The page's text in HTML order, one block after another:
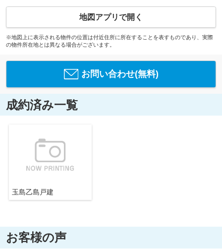
地図アプリで開く
※地図上に表示される物件の位置は付近住所に所在することを表すものであり、実際
の物件所在地とは異なる場合がございます。
お問い合わせ(無料)
成約済み一覧
玉島乙島戸建
お客様の声